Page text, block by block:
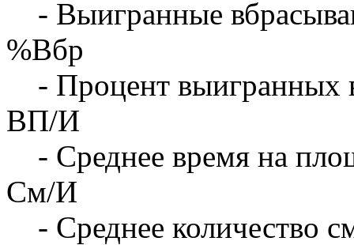
- Выигранные
%Вбр
- Процент выигранных
ВП/И
- Среднее время на
См/И
- Среднее количество